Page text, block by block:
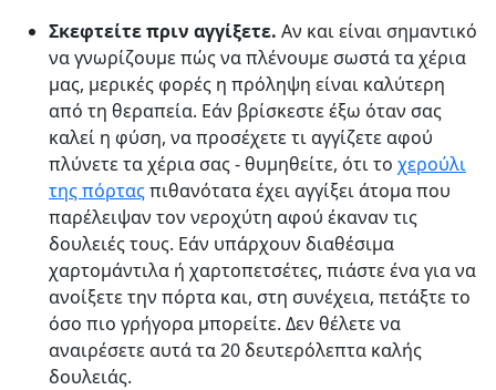
Σκεφτείτε πριν αγγίξετε. Αν και είναι σημαντικό
να γνωρίζουμε πώς να πλένουμε σωστά τα χέρια
μας, μερικές φορές η πρόληψη είναι καλύτερη
από τη θεραπεία. Εάν βρίσκεστε έξω όταν σας
καλεί η φύση, να προσέχετε τι αγγίζετε αφού
πλύνετε τα χέρια σας - θυμηθείτε, ότι το χερούλι
της πόρταςπιθανότατα έχει αγγίξει άτομα που
παρέλειψαν τον νεροχύτη αφού έκαναν τις
δουλειές τους. Εάν υπάρχουν διαθέσιμα
χαρτομάντιλα ή χαρτοπετσέτες, πιάστε ένα για να
ανοίξετε την πόρτα και, στη συνέχεια, πετάξτε το
όσο πιο γρήγορα μπορείτε. Δεν θέλετε να
αναιρέσετε αυτά τα 20 δευτερόλεπτα καλής
δουλειάς.